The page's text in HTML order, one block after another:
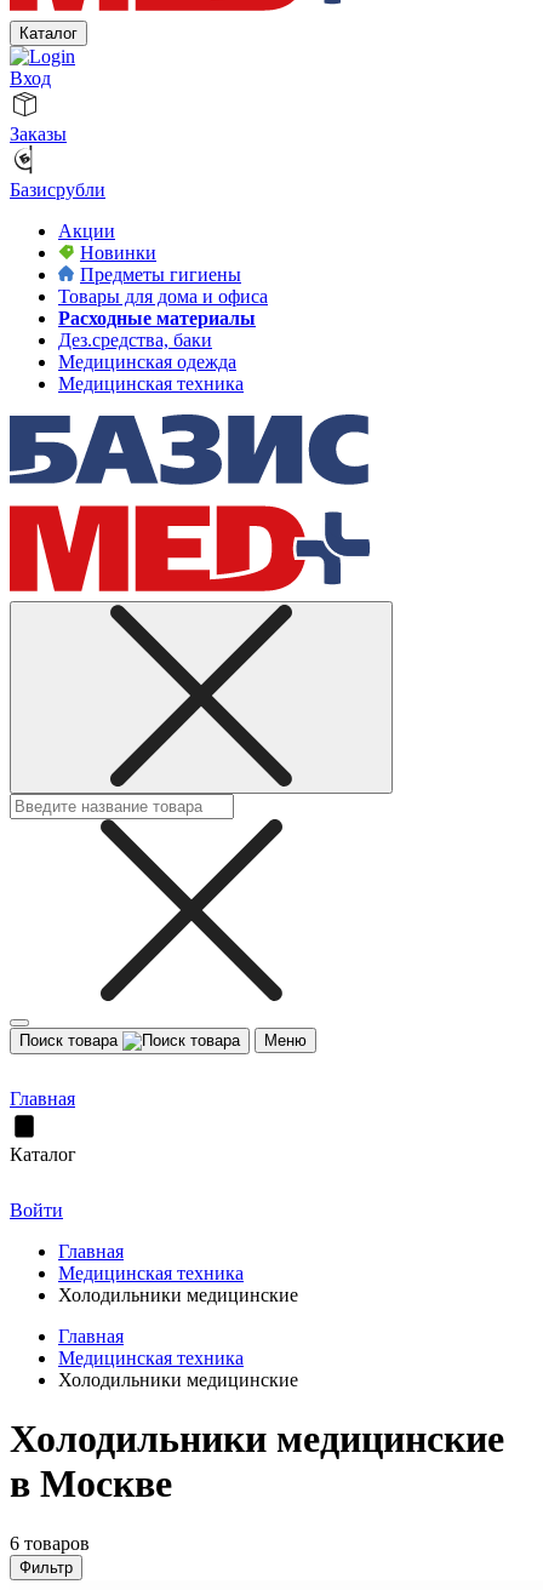
Каталог
Вход
Заказы
Базисрубли
Акции
Новинки
Предметы гигиены
Товары для дома и офиса
Расходные материалы
Дез.средства, баки
Медицинская одежда
Медицинская техника
Поиск товара Меню
Главная
Каталог
Войти
Главная
Медицинская техника
Холодильники медицинские
Главная
Медицинская техника
Холодильники медицинские
Холодильники медицинские
в Москве
6 товаров
Фильтр